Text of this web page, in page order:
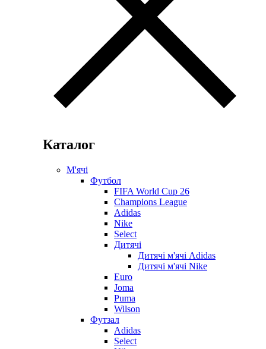
Каталог
М'ячі
Футбол
FIFA World Cup 26
Champions League
Adidas
Nike
Select
Дитячі
Дитячі м'ячі Adidas
Дитячі м'ячі Nike
Euro
Joma
Puma
Wilson
Футзал
Adidas
Select